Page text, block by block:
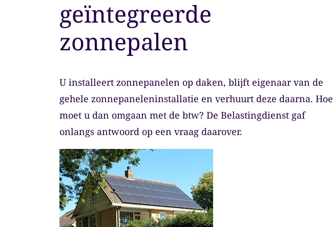
Accountancy & Bedrijfsadvies
Overheidsaccountants
geïntegreerde
zonnepalen
U installeert zonnepanelen op daken, blijft eigenaar van de
gehele zonnepaneleninstallatie en verhuurt deze daarna. Hoe
moet u dan omgaan met de btw? De Belastingdienst gaf
onlangs antwoord op een vraag daarover.